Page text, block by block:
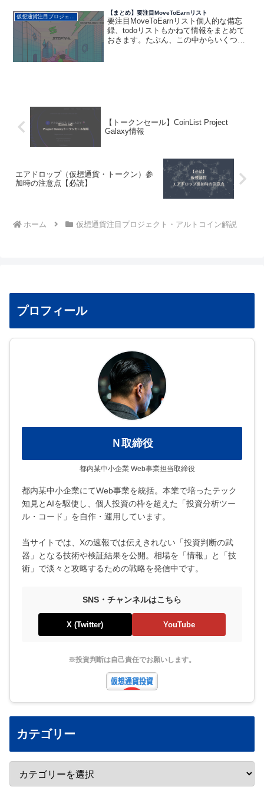
仮想通貨注目プロジェクト・アルトコイン解説
【まとめ】要注目MoveToEarnリスト
要注目MoveToEarnリスト個人的な備忘
録、todoリストもかねて情報をまとめて
おきます。たぶん、この中からいくつか
【トークンセール】CoinList Project
Galaxy情報
エアドロップ（仮想通貨・トークン）参
加時の注意点【必読】
ホーム 仮想通貨注目プロジェクト・アルトコイン解説
プロフィール
Ｎ取締役
都内某中小企業 Web事業担当取締役
都内某中小企業にてWeb事業を統括。本業で培ったテック
知見とAIを駆使し、個人投資の枠を超えた「投資分析ツー
ル・コード」を自作・運用しています。
当サイトでは、Xの速報では伝えきれない「投資判断の武
器」となる技術や検証結果を公開。相場を「情報」と「技
術」で淡々と攻略するための戦略を発信中です。
SNS・チャンネルはこちら
X (Twitter) YouTube
※投資判断は自己責任でお願いします。
カテゴリー